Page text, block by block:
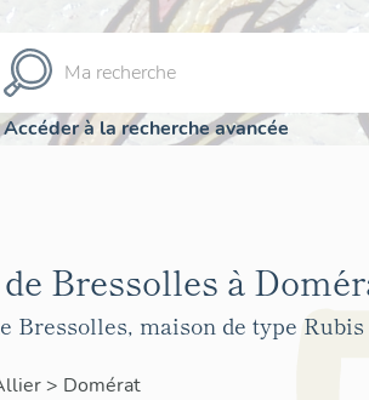
Accéder à la recherche avancée
Bressolles à
Bressolles, maison de type
> Domérat